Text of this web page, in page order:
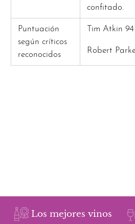
confitado.
Puntuación
según críticos
reconocidos
Tim Atkin
Robert
Los mejores vinos